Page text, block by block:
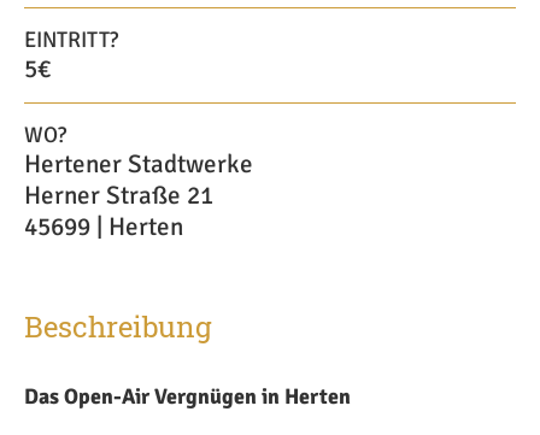
EINTRITT?
5€
WO?
Hertener Stadtwerke
Herner Straße 21
45699 | Herten
Beschreibung
Das Open-Air Vergnügen in Herten